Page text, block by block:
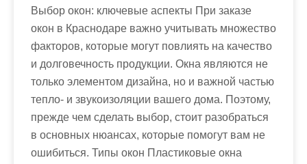
Выбор окон: ключевые аспекты При заказе
окон в Краснодаре важно учитывать множество
факторов, которые могут повлиять на качество
и долговечность продукции. Окна являются не
только элементом дизайна, но и важной частью
тепло- и звукоизоляции вашего дома. Поэтому,
прежде чем сделать выбор, стоит разобраться
в основных нюансах, которые помогут вам не
ошибиться. Типы окон Пластиковые окна